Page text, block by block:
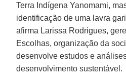
Terra Indígena Yanomami,
identificação de uma lavra
afirma Larissa Rodrigues,
Escolhas, organização da
desenvolve estudos e
desenvolvimento sustentável.